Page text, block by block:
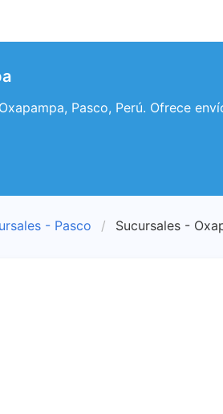
Pasco, Perú. Ofrece
- Pasco Sucursales -